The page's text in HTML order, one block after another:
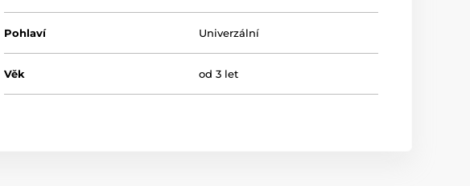
Pohlaví Univerzální
Věk od 3 let